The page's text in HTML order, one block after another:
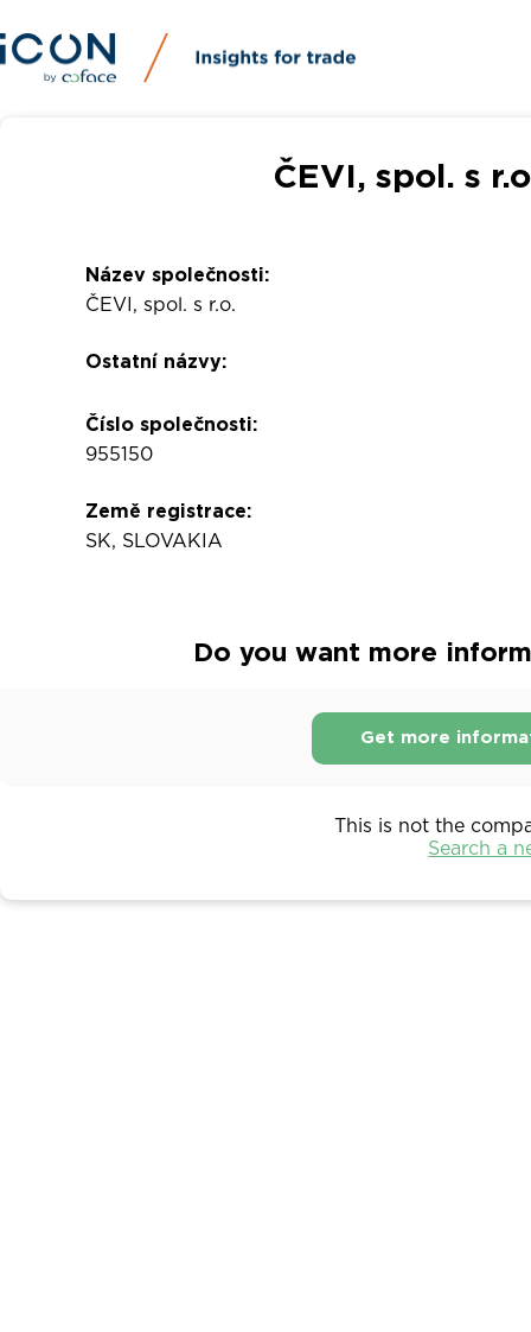
ČEVI, spol. s
Název společnosti:
ČEVI, spol. s r.o.
Ostatní názvy:
Číslo společnosti:
955150
Země registrace:
SK, SLOVAKIA
Do you want more
Get more
This is not the
Search a